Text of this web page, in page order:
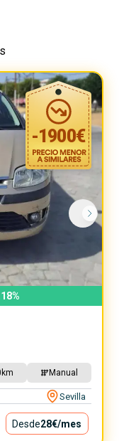
-1900€
%
km Manual
Sevilla
Desde28€/mes